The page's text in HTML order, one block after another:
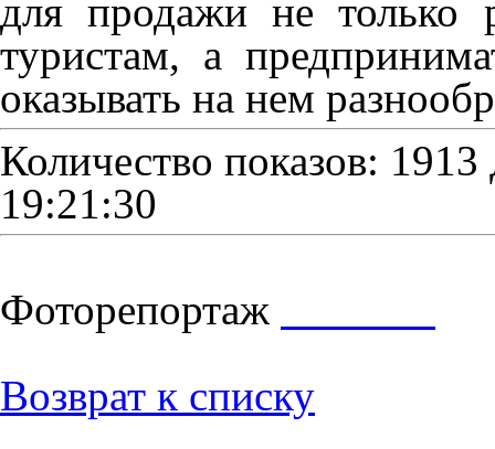
для продажи не только
туристам, а
оказывать на нем
Количество показов: 1913
19:21:30
Фоторепортаж
Возврат к списку